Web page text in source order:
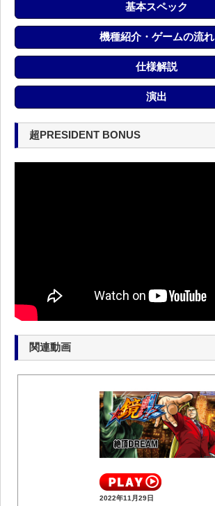
基本スペック
機種紹介・ゲームの流れ
仕様解説
演出
超PRESIDENT BONUS
関連動画
2022年11月29日